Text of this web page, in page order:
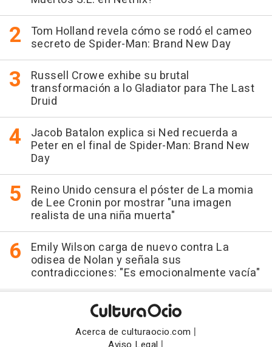
Tom Holland revela cómo se rodó el cameo
secreto de Spider-Man: Brand New Day
Russell Crowe exhibe su brutal
transformación a lo Gladiator para The Last
Druid
Jacob Batalon explica si Ned recuerda a
Peter en el final de Spider-Man: Brand New
Day
Reino Unido censura el póster de La momia
de Lee Cronin por mostrar "una imagen
realista de una niña muerta"
Emily Wilson carga de nuevo contra La
odisea de Nolan y señala sus
contradicciones: "Es emocionalmente vacía"
Acerca de culturaocio.com |